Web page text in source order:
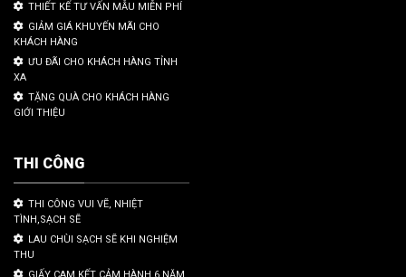
THIẾT KẾ TƯ VẤN MẪU MIỄN PHÍ
GIẢM GIÁ KHUYẾN MÃI CHO
KHÁCH HÀNG
ƯU ĐÃI CHO KHÁCH HÀNG TỈNH
XA
TẶNG QUÀ CHO KHÁCH HÀNG
GIỚI THIỆU
THI CÔNG
THI CÔNG VUI VẼ, NHIỆT
TÌNH,SẠCH SẼ
LAU CHÙI SẠCH SẼ KHI NGHIỆM
THU
GIẤY CAM KẾT CẢM HÀNH 6 NĂM